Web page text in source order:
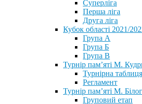
Суперліга
Перша ліга
Друга ліга
Кубок області 2021/
Група А
Група Б
Група В
Турнір пам’яті М.
Турнірна таблиця
Регламент
Турнір пам’яті М.
Груповий етап